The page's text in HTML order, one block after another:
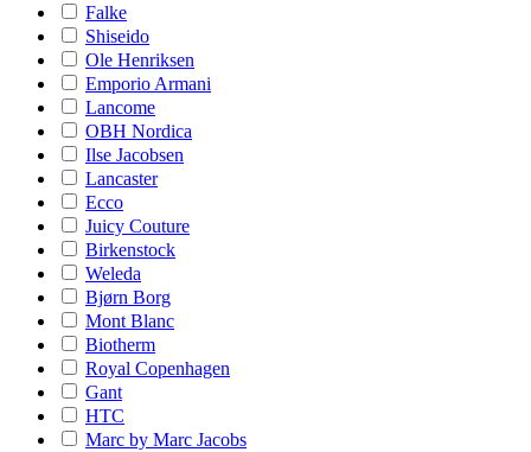
Falke
Shiseido
Ole Henriksen
Emporio Armani
Lancome
OBH Nordica
Ilse Jacobsen
Lancaster
Ecco
Juicy Couture
Birkenstock
Weleda
Bjørn Borg
Mont Blanc
Biotherm
Royal Copenhagen
Gant
HTC
Marc by Marc Jacobs